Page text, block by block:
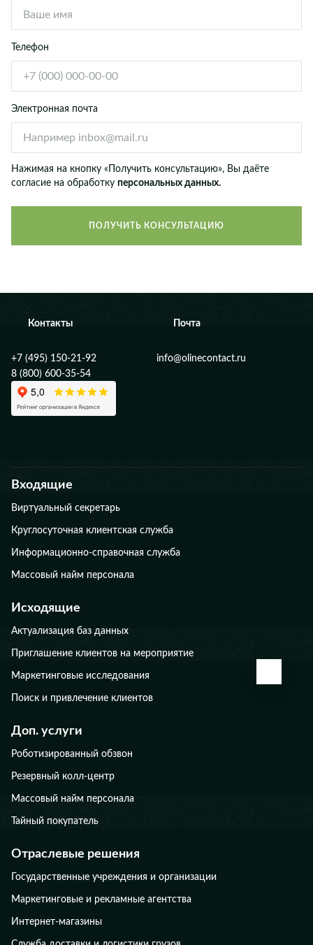
Телефон
Электронная почта
Нажимая на кнопку «Получить консультацию», Вы даёте
согласие на обработку персональных данных.
ПОЛУЧИТЬ КОНСУЛЬТАЦИЮ
Контакты
+7 (495) 150-21-92
8 (800) 600-35-54
Почта
info@olinecontact.ru
Входящие
Виртуальный секретарь
Круглосуточная клиентская служба
Информационно-справочная служба
Массовый найм персонала
Исходящие
Актуализация баз данных
Приглашение клиентов на мероприятие
Маркетинговые исследования
Поиск и привлечение клиентов
Доп. услуги
Роботизированный обзвон
Резервный колл-центр
Массовый найм персонала
Тайный покупатель
Отраслевые решения
Государственные учреждения и организации
Маркетинговые и рекламные агентства
Интернет-магазины